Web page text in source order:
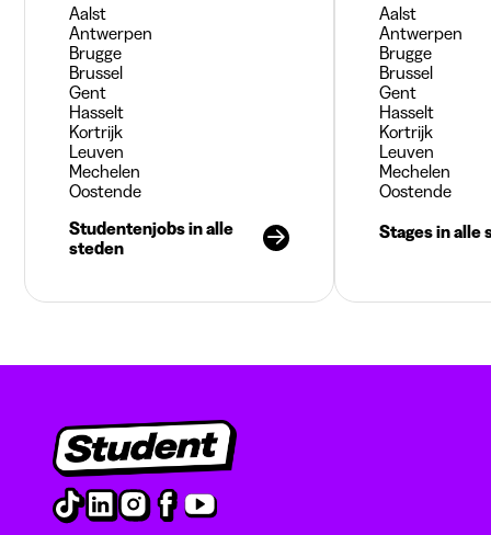
Aalst
Antwerpen
Brugge
Brussel
Gent
Hasselt
Kortrijk
Leuven
Mechelen
Oostende
Studentenjobs in alle
steden
Aalst
Antwerpen
Brugge
Brussel
Gent
Hasselt
Kortrijk
Leuven
Mechelen
Oostende
Stages in alle